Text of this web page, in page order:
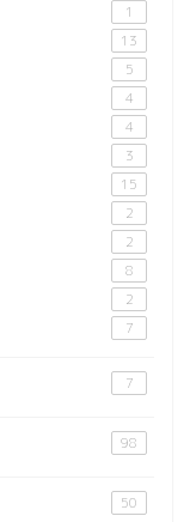
1
13
5
4
4
3
15
2
2
8
2
7
7
98
50